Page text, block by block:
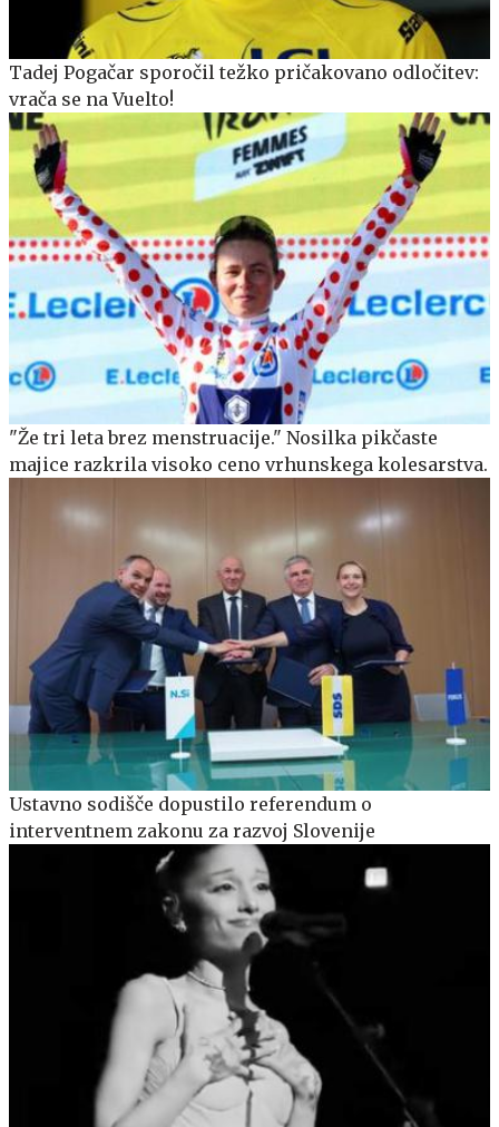
Tadej Pogačar sporočil težko pričakovano odločitev:
vrača se na Vuelto!
"Že tri leta brez menstruacije." Nosilka pikčaste
majice razkrila visoko ceno vrhunskega kolesarstva.
Ustavno sodišče dopustilo referendum o
interventnem zakonu za razvoj Slovenije